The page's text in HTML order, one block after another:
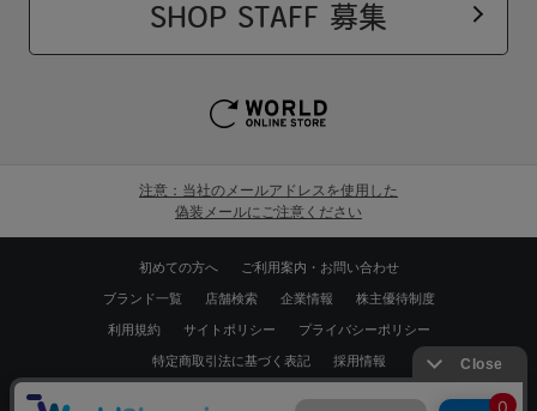
SHOP STAFF 募集
注意：当社のメールアドレスを使用した
偽装メールにご注意ください
初めての方へ ご利用案内・お問い合わせ
ブランド一覧 店舗検索 企業情報 株主優待制度
利用規約 サイトポリシー プライバシーポリシー
特定商取引法に基づく表記 採用情報